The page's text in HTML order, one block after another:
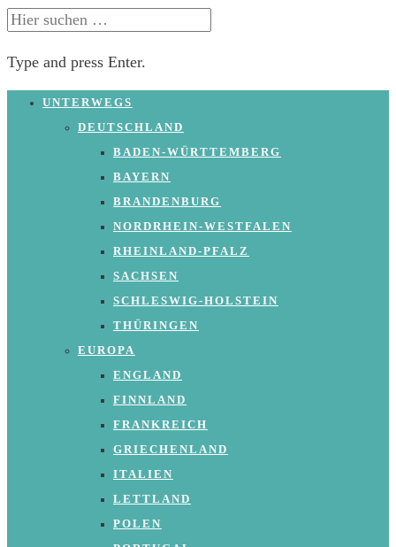
SUCHE
Type and press Enter.
Skip
UNTERWEGS
DEUTSCHLAND
BADEN-WÜRTTEMBERG
BAYERN
BRANDENBURG
NORDRHEIN-WESTFALEN
RHEINLAND-PFALZ
SACHSEN
SCHLESWIG-HOLSTEIN
THÜRINGEN
EUROPA
ENGLAND
FINNLAND
FRANKREICH
GRIECHENLAND
ITALIEN
LETTLAND
POLEN